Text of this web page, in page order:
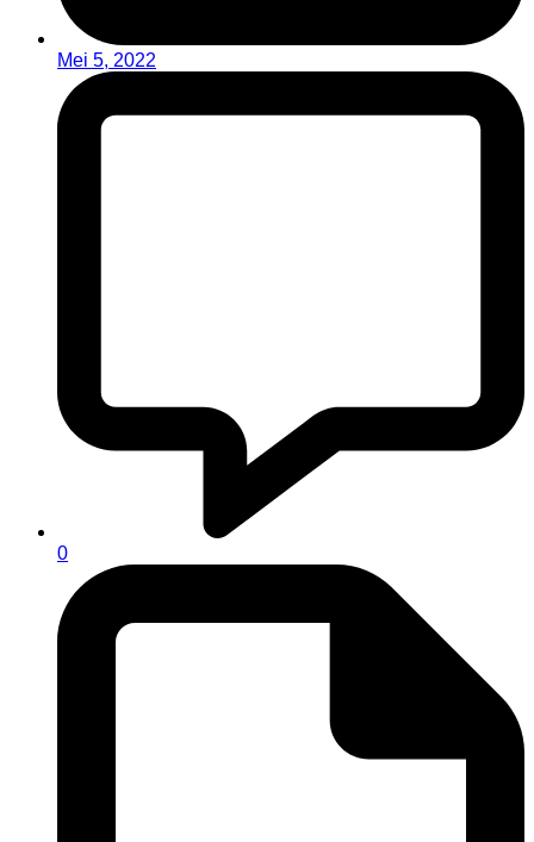
Mei 5, 2022
0